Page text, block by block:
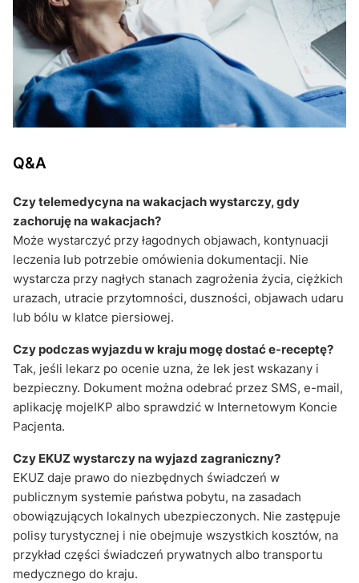
Q&A
Czy telemedycyna na wakacjach wystarczy, gdy
zachoruję na wakacjach?
Może wystarczyć przy łagodnych objawach, kontynuacji
leczenia lub potrzebie omówienia dokumentacji. Nie
wystarcza przy nagłych stanach zagrożenia życia, ciężkich
urazach, utracie przytomności, duszności, objawach udaru
lub bólu w klatce piersiowej.
Czy podczas wyjazdu w kraju mogę dostać e-receptę?
Tak, jeśli lekarz po ocenie uzna, że lek jest wskazany i
bezpieczny. Dokument można odebrać przez SMS, e-mail,
aplikację mojeIKP albo sprawdzić w Internetowym Koncie
Pacjenta.
Czy EKUZ wystarczy na wyjazd zagraniczny?
EKUZ daje prawo do niezbędnych świadczeń w
publicznym systemie państwa pobytu, na zasadach
obowiązujących lokalnych ubezpieczonych. Nie zastępuje
polisy turystycznej i nie obejmuje wszystkich kosztów, na
przykład części świadczeń prywatnych albo transportu
medycznego do kraju.